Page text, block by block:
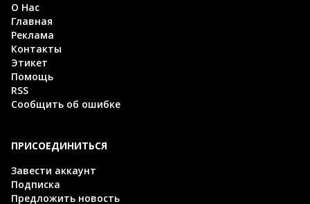
О Нас
Главная
Реклама
Контакты
Этикет
Помощь
RSS
Сообщить об ошибке
ПРИСОЕДИНИТЬСЯ
Завести аккаунт
Подписка
Предложить новость